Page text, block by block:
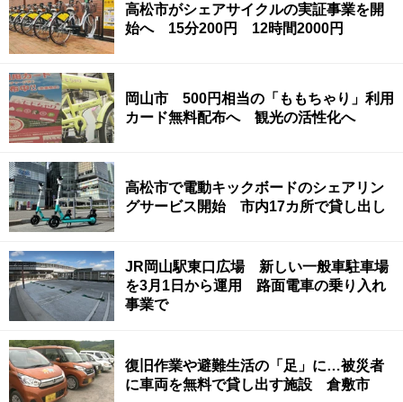
高松市がシェアサイクルの実証事業を開
始へ 15分200円 12時間2000円
岡山市 500円相当の「ももちゃり」利用
カード無料配布へ 観光の活性化へ
高松市で電動キックボードのシェアリン
グサービス開始 市内17カ所で貸し出し
JR岡山駅東口広場 新しい一般車駐車場
を3月1日から運用 路面電車の乗り入れ
事業で
復旧作業や避難生活の「足」に…被災者
に車両を無料で貸し出す施設 倉敷市